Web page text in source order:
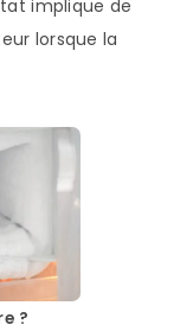
implique de
lorsque la
?